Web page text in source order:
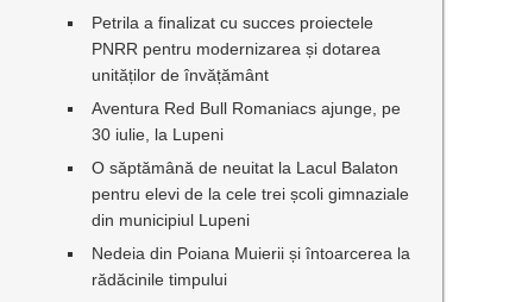
Petrila a finalizat cu succes proiectele
PNRR pentru modernizarea și dotarea
unităților de învățământ
Aventura Red Bull Romaniacs ajunge, pe
30 iulie, la Lupeni
O săptămână de neuitat la Lacul Balaton
pentru elevi de la cele trei școli gimnaziale
din municipiul Lupeni
Nedeia din Poiana Muierii și întoarcerea la
rădăcinile timpului